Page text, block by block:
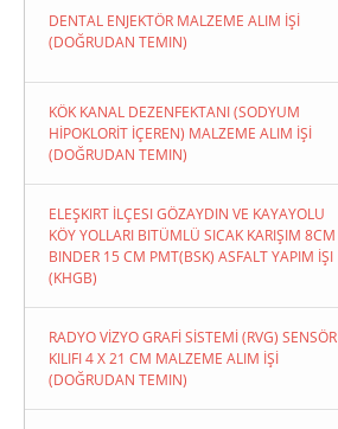
DENTAL ENJEKTÖR MALZEME ALIM İŞİ
(DOĞRUDAN TEMIN)
KÖK KANAL DEZENFEKTANI (SODYUM
HİPOKLORİT İÇEREN) MALZEME ALIM İŞİ
(DOĞRUDAN TEMIN)
ELEŞKIRT İLÇESI GÖZAYDIN VE KAYAYOLU
KÖY YOLLARI BITÜMLÜ SICAK KARIŞIM 8CM
BINDER 15 CM PMT(BSK) ASFALT YAPIM İŞI
(KHGB)
RADYO VİZYO GRAFİ SİSTEMİ (RVG) SENSÖR
KILIFI 4 X 21 CM MALZEME ALIM İŞİ
(DOĞRUDAN TEMIN)